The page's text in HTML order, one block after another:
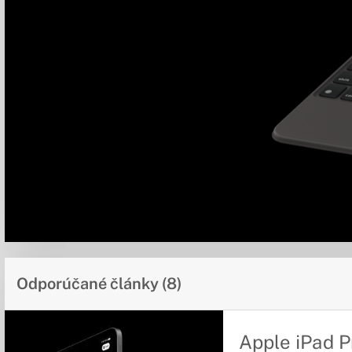
Odporúčané články (8)
Apple iPad